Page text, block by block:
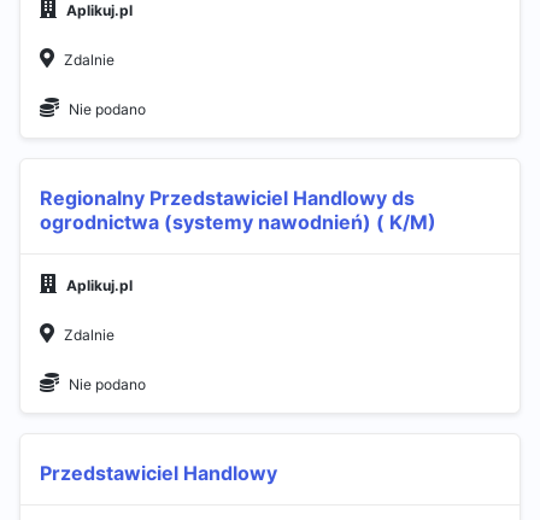
Aplikuj.pl
Zdalnie
Nie podano
Regionalny Przedstawiciel Handlowy ds
ogrodnictwa (systemy nawodnień) ( K/M)
Aplikuj.pl
Zdalnie
Nie podano
Przedstawiciel Handlowy